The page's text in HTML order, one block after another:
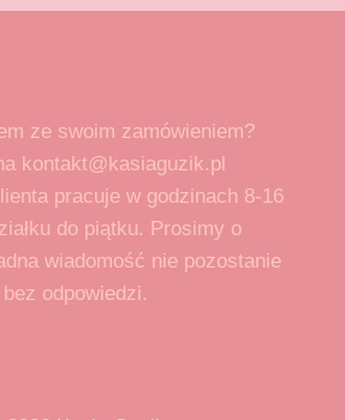
ze swoim zamówieniem?
kontakt@kasiaguzik.pl
pracuje w godzinach 8-16
do piątku. Prosimy o
wiadomość nie pozostanie
bez odpowiedzi.